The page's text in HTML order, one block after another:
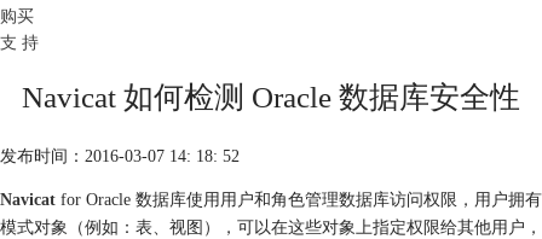
购买
支 持
Navicat 如何检测 Oracle 数据库安全性
发布时间：2016-03-07 14: 18: 52
Navicat for Oracle 数据库使用用户和角色管理数据库访问权限，用户拥有
模式对象（例如：表、视图），可以在这些对象上指定权限给其他用户，